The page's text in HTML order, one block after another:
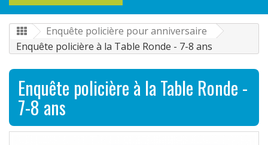
Enquête policière pour anniversaire
Enquête policière à la Table Ronde - 7-8 ans
Enquête policière à la Table Ronde -
7-8 ans